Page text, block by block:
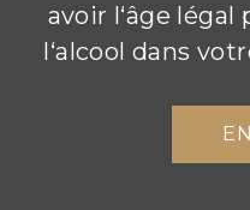
avoir l‘âge
l‘alcool dans